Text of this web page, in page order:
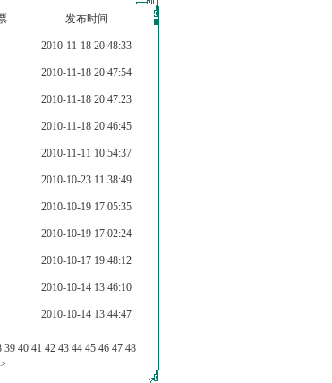
发布时间
2010-11-18 20:48:33
2010-11-18 20:47:54
2010-11-18 20:47:23
2010-11-18 20:46:45
2010-11-11 10:54:37
2010-10-23 11:38:49
2010-10-19 17:05:35
2010-10-19 17:02:24
2010-10-17 19:48:12
2010-10-14 13:46:10
2010-10-14 13:44:47
39 40 41 42 43 44 45 46 47 48